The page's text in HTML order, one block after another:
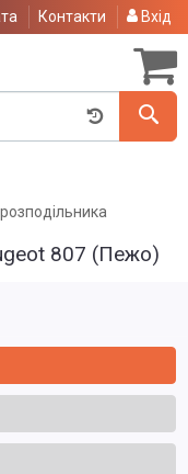
Контакти Вхід
807 (Пежо)